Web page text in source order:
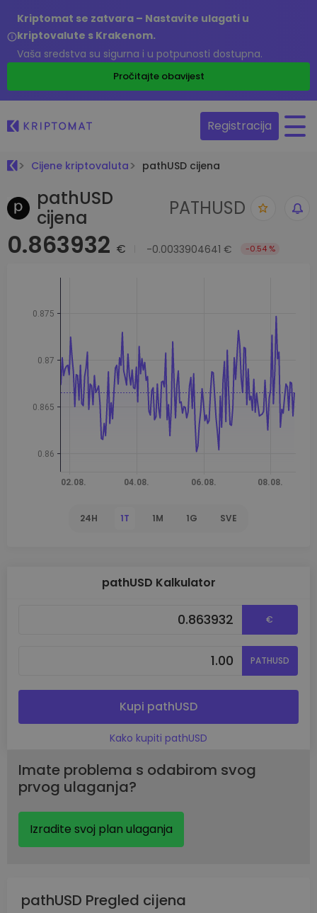
Kriptomat se zatvara – Nastavite ulagati u
kriptovalute s Krakenom.
Vaša sredstva su sigurna i u potpunosti dostupna.
Pročitajte obavijest
Registracija
Cijene kriptovaluta pathUSD cijena
pathUSD
cijena
PATHUSD
0.863932 € -0.0033904641 € -0.54 %
24H 1T 1M 1G SVE
pathUSD Kalkulator
€
PATHUSD
Kupi pathUSD
Kako kupiti pathUSD
Imate problema s odabirom svog
prvog ulaganja?
Izradite svoj plan ulaganja
pathUSD Pregled cijena